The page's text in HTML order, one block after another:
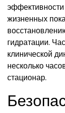
жизненных
гидратации.
клинической
несколько
стационар.